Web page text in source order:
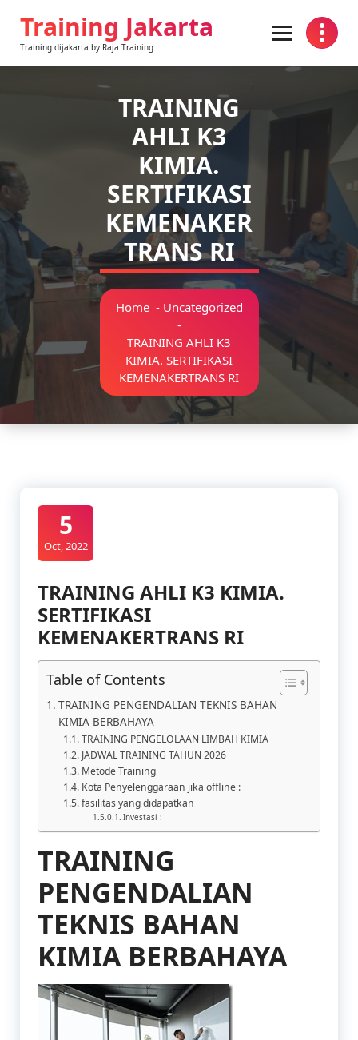
contentTraining Jakarta
Training dijakarta by Raja Training
TRAINING
AHLI K3
KIMIA.
SERTIFIKASI
KEMENAKER
TRANS RI
Home- Uncategorized
-
TRAINING AHLI K3
KIMIA. SERTIFIKASI
KEMENAKERTRANS RI
5
Oct, 2022
TRAINING AHLI K3 KIMIA.
SERTIFIKASI
KEMENAKERTRANS RI
Table of Contents
TRAINING PENGENDALIAN TEKNIS BAHAN
KIMIA BERBAHAYA
TRAINING PENGELOLAAN LIMBAH KIMIA
JADWAL TRAINING TAHUN 2026
Metode Training
Kota Penyelenggaraan jika offline :
fasilitas yang didapatkan
Investasi :
TRAINING
PENGENDALIAN
TEKNIS BAHAN
KIMIA BERBAHAYA